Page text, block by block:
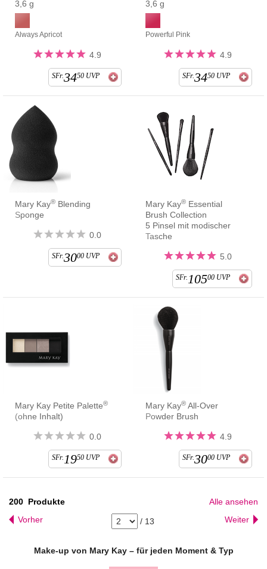
3,6 g
Always Apricot
4.9
SFr.3450 UVP
3,6 g
Powerful Pink
4.9
SFr.3450 UVP
Mary Kay® Blending
Sponge
0.0
SFr.3000 UVP
Mary Kay® Essential
Brush Collection
5 Pinsel mit modischer
Tasche
5.0
SFr. 10500 UVP
Mary Kay Petite Palette®
(ohne Inhalt)
0.0
SFr. 1950 UVP
Mary Kay® All-Over
Powder Brush
4.9
SFr.3000 UVP
200 Produkte
Alle ansehen
Vorher
/ 13 Weiter
Make-up von Mary Kay – für jeden Moment & Typ